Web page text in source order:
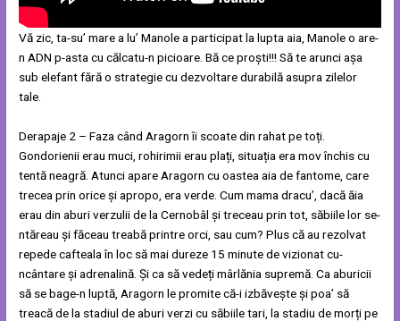
Vă zic, ta-su’ mare a lu’ Manole a participat la lupta aia, Manole o are-
n ADN p-asta cu călcatu-n picioare. Bă ce proști!!! Să te arunci așa
sub elefant fără o strategie cu dezvoltare durabilă asupra zilelor
tale.
Derapaje 2 – Faza când Aragorn îi scoate din rahat pe toți.
Gondorienii erau muci, rohirimii erau plați, situația era mov închis cu
tentă neagră. Atunci apare Aragorn cu oastea aia de fantome, care
trecea prin orice și apropo, era verde. Cum mama dracu’, dacă ăia
erau din aburi verzulii de la Cernobâl și treceau prin tot, săbiile lor se-
ntăreau și făceau treabă printre orci, sau cum? Plus că au rezolvat
repede cafteala în loc să mai dureze 15 minute de vizionat cu-
ncântare și adrenalină. Și ca să vedeți mârlănia supremă. Ca aburicii
să se bage-n luptă, Aragorn le promite că-i izbăvește și poa’ să
treacă de la stadiul de aburi verzi cu săbiile tari, la stadiu de morți pe